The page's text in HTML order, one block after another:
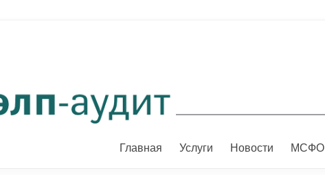
Главная Услуги Новости МСФО